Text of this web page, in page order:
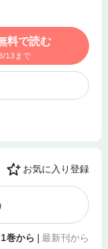
料で読む
13まで
お気に入り登録
1巻から 最新刊から